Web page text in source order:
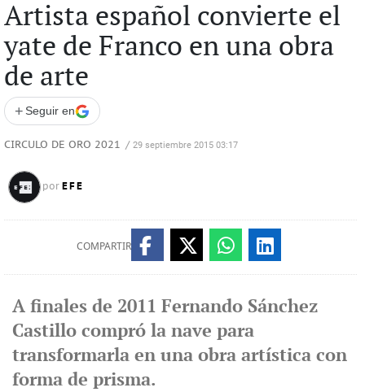
Artista español convierte el
yate de Franco en una obra
de arte
+ Seguir en
CIRCULO DE ORO 2021 / 29 septiembre 2015 03:17
por EFE
COMPARTIR
A finales de 2011 Fernando Sánchez
Castillo compró la nave para
transformarla en una obra artística con
forma de prisma.